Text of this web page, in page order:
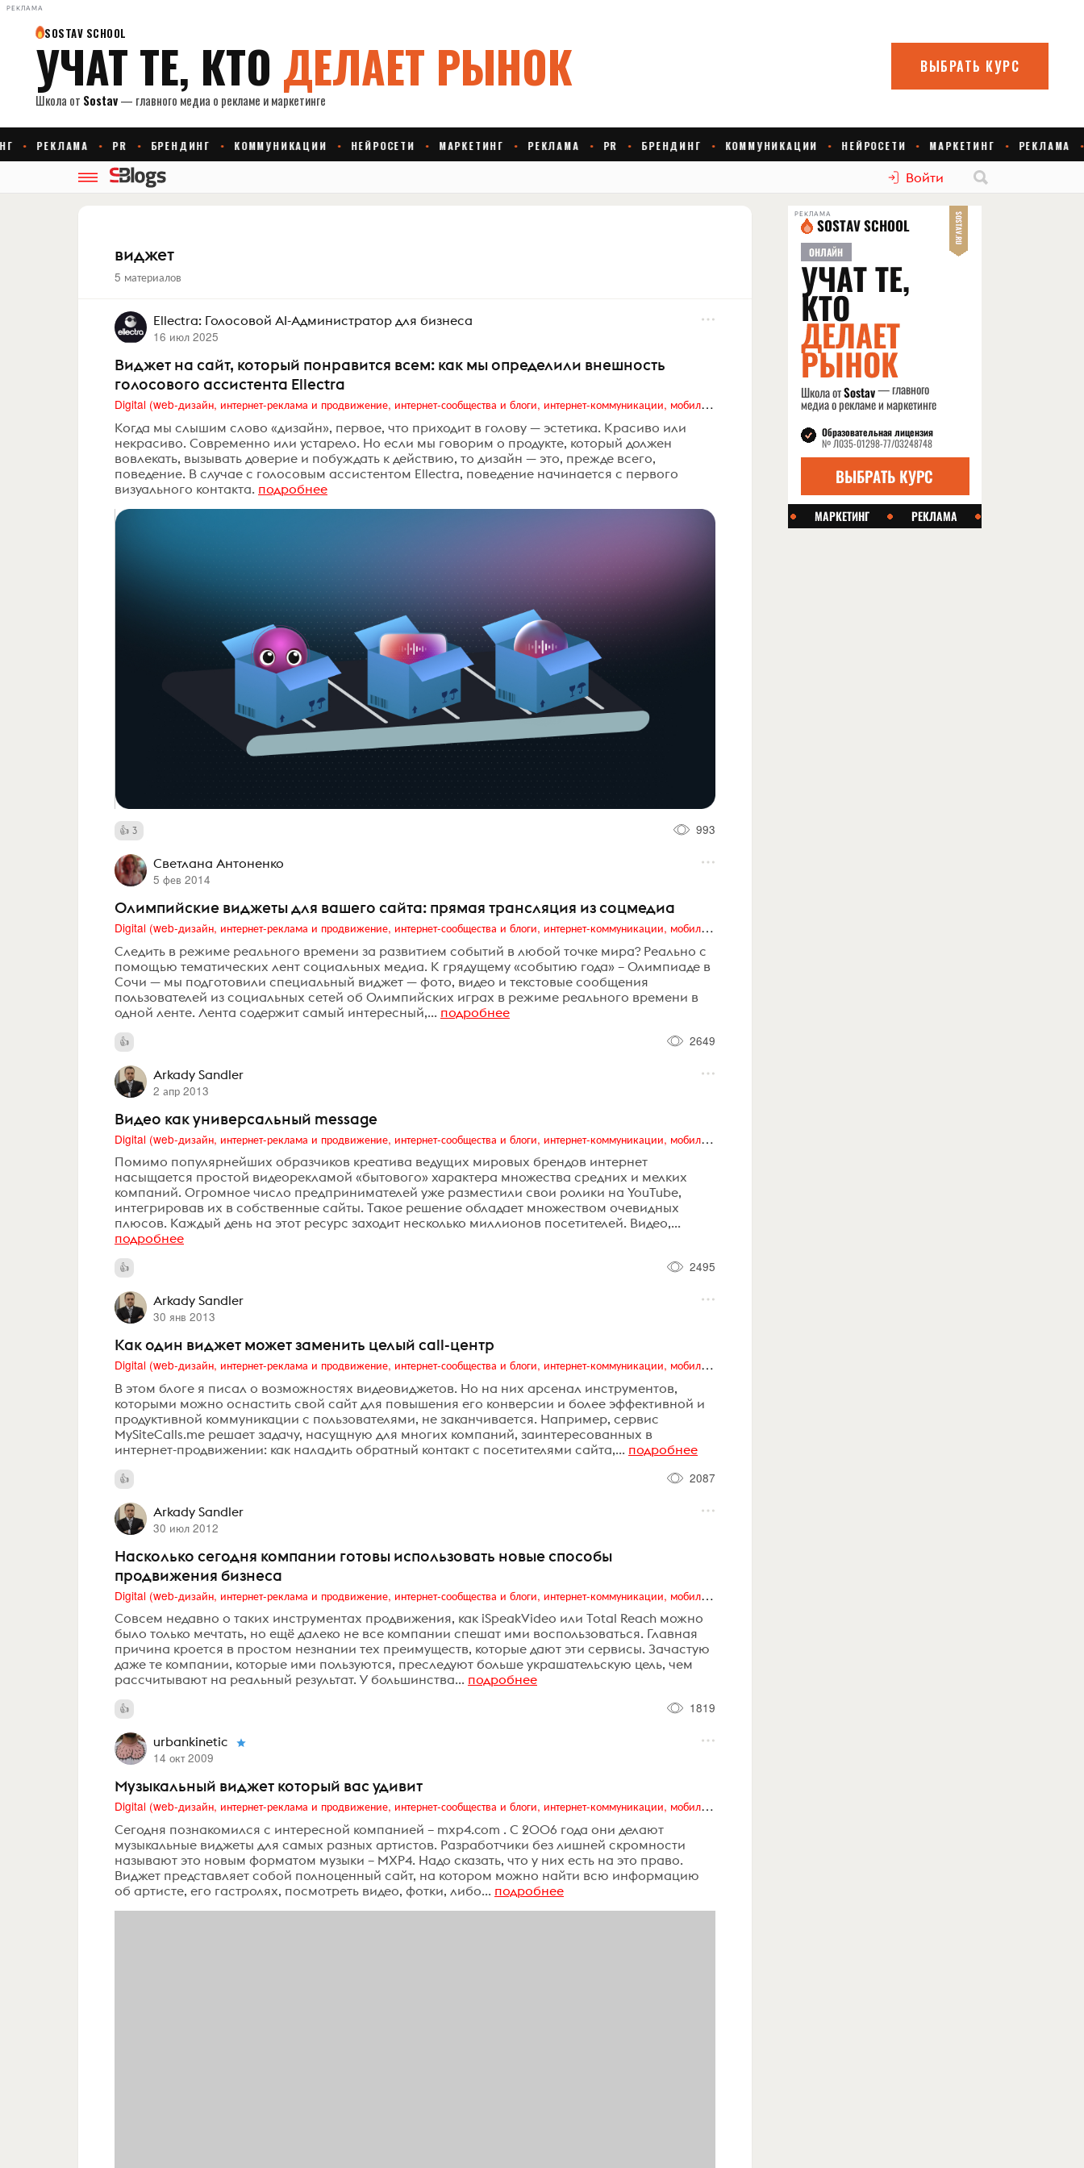
РЕКЛАМА
Войти
виджет
5 материалов
Ellectra: Голосовой AI-Администратор для бизнеса
16 июл 2025
Виджет на сайт, который понравится всем: как мы определили внешность
голосового ассистента Ellectra
Digital (web-дизайн, интернет-реклама и продвижение, интернет-сообщества и блоги, интернет-коммуникации, мобильный маркетинг, реклама на цифровых экранах)
Когда мы слышим слово «дизайн», первое, что приходит в голову — эстетика. Красиво или
некрасиво. Современно или устарело. Но если мы говорим о продукте, который должен
вовлекать, вызывать доверие и побуждать к действию, то дизайн — это, прежде всего,
поведение. В случае с голосовым ассистентом Ellectra, поведение начинается с первого
визуального контакта. подробнее
3 993
Светлана Антоненко
5 фев 2014
Олимпийские виджеты для вашего сайта: прямая трансляция из соцмедиа
Digital (web-дизайн, интернет-реклама и продвижение, интернет-сообщества и блоги, интернет-коммуникации, мобильный маркетинг, реклама на цифровых экранах)
Cледить в режиме реального времени за развитием событий в любой точке мира? Реально с
помощью тематических лент социальных медиа. К грядущему «событию года» – Олимпиаде в
Сочи — мы подготовили специальный виджет — фото, видео и текстовые сообщения
пользователей из социальных сетей об Олимпийских играх в режиме реального времени в
одной ленте. Лента содержит самый интересный,... подробнее
2649
Arkady Sandler
2 апр 2013
Видео как универсальный message
Digital (web-дизайн, интернет-реклама и продвижение, интернет-сообщества и блоги, интернет-коммуникации, мобильный маркетинг, реклама на цифровых экранах)
Помимо популярнейших образчиков креатива ведущих мировых брендов интернет
насыщается простой видеорекламой «бытового» характера множества средних и мелких
компаний. Огромное число предпринимателей уже разместили свои ролики на YouTube,
интегрировав их в собственные сайты. Такое решение обладает множеством очевидных
плюсов. Каждый день на этот ресурс заходит несколько миллионов посетителей. Видео,...
подробнее
2495
Arkady Sandler
30 янв 2013
Как один виджет может заменить целый call-центр
Digital (web-дизайн, интернет-реклама и продвижение, интернет-сообщества и блоги, интернет-коммуникации, мобильный маркетинг, реклама на цифровых экранах)
В этом блоге я писал о возможностях видеовиджетов. Но на них арсенал инструментов,
которыми можно оснастить свой сайт для повышения его конверсии и более эффективной и
продуктивной коммуникации с пользователями, не заканчивается. Например, сервис
MySiteCalls.me решает задачу, насущную для многих компаний, заинтересованных в
интернет-продвижении: как наладить обратный контакт с посетителями сайта,... подробнее
2087
Arkady Sandler
30 июл 2012
Насколько сегодня компании готовы использовать новые способы
продвижения бизнеса
Digital (web-дизайн, интернет-реклама и продвижение, интернет-сообщества и блоги, интернет-коммуникации, мобильный маркетинг, реклама на цифровых экранах)
Совсем недавно о таких инструментах продвижения, как iSpeakVideo или Total Reach можно
было только мечтать, но ещё далеко не все компании спешат ими воспользоваться. Главная
причина кроется в простом незнании тех преимуществ, которые дают эти сервисы. Зачастую
даже те компании, которые ими пользуются, преследуют больше украшательскую цель, чем
рассчитывают на реальный результат. У большинства... подробнее
1819
urbankinetic
14 окт 2009
Музыкальный виджет который вас удивит
Digital (web-дизайн, интернет-реклама и продвижение, интернет-сообщества и блоги, интернет-коммуникации, мобильный маркетинг, реклама на цифровых экранах)
Сегодня познакомился с интересной компанией – mxp4.com . С 2006 года они делают
музыкальные виджеты для самых разных артистов. Разработчики без лишней скромности
называют это новым форматом музыки – MXP4. Надо сказать, что у них есть на это право.
Виджет представляет собой полноценный сайт, на котором можно найти всю информацию
об артисте, его гастролях, посмотреть видео, фотки, либо... подробнее
РЕКЛАМА